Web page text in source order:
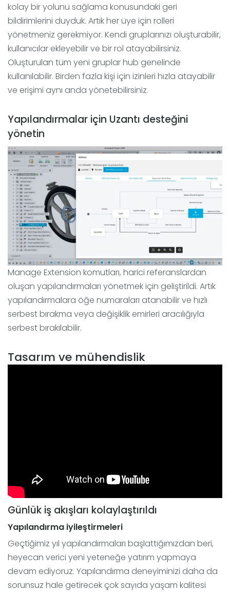
kolay bir yolunu sağlama konusundaki geri
bildirimlerini duyduk. Artık her üye için rolleri
yönetmeniz gerekmiyor. Kendi gruplarınızı oluşturabilir,
kullanıcılar ekleyebilir ve bir rol atayabilirsiniz.
Oluşturulan tüm yeni gruplar hub genelinde
kullanılabilir. Birden fazla kişi için izinleri hızla atayabilir
ve erişimi aynı anda yönetebilirsiniz.
Yapılandırmalar için Uzantı desteğini
yönetin
Manage Extension komutları, harici referanslardan
oluşan yapılandırmaları yönetmek için geliştirildi. Artık
yapılandırmalara öğe numaraları atanabilir ve hızlı
serbest bırakma veya değişiklik emirleri aracılığıyla
serbest bırakılabilir.
Tasarım ve mühendislik
Günlük iş akışları kolaylaştırıldı
Yapılandırma iyileştirmeleri
Geçtiğimiz yıl yapılandırmaları başlattığımızdan beri,
heyecan verici yeni yeteneğe yatırım yapmaya
devam ediyoruz. Yapılandırma deneyiminizi daha da
sorunsuz hale getirecek çok sayıda yaşam kalitesi